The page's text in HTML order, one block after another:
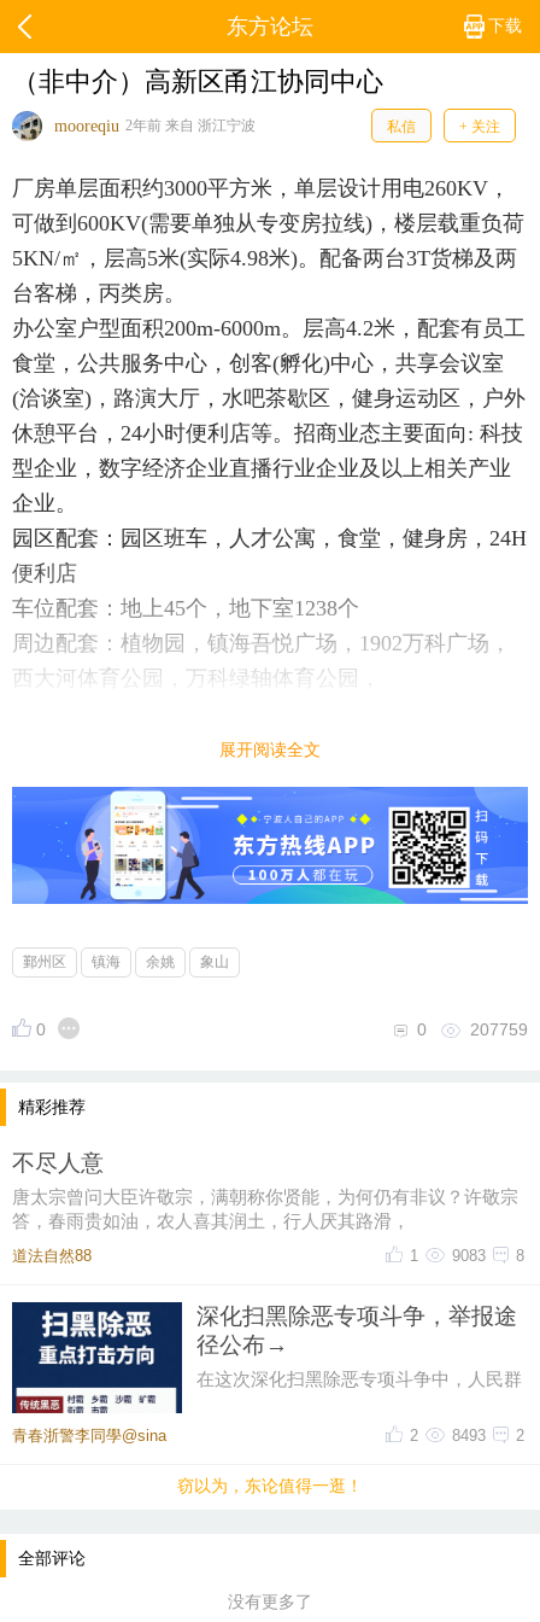
下载
东方论坛
（非中介）高新区甬江协同中心
mooreqiu 2年前 来自 浙江宁波 私信 + 关注
厂房单层面积约3000平方米，单层设计用电260KV，
可做到600KV(需要单独从专变房拉线)，楼层载重负荷
5KN/㎡，层高5米(实际4.98米)。配备两台3T货梯及两
台客梯，丙类房。
办公室户型面积200m-6000m。层高4.2米，配套有员工
食堂，公共服务中心，创客(孵化)中心，共享会议室
(洽谈室)，路演大厅，水吧茶歇区，健身运动区，户外
休憩平台，24小时便利店等。招商业态主要面向: 科技
型企业，数字经济企业直播行业企业及以上相关产业
企业。
园区配套：园区班车，人才公寓，食堂，健身房，24H
便利店
车位配套：地上45个，地下室1238个
周边配套：植物园，镇海吾悦广场，1902万科广场，
西大河体育公园，万科绿轴体育公园，
展开阅读全文
鄞州区 镇海 余姚 象山
0 207759
0
精彩推荐
不尽人意
唐太宗曾问大臣许敬宗，满朝称你贤能，为何仍有非议？许敬宗
答，春雨贵如油，农人喜其润土，行人厌其路滑，
道法自然88 8
9083
1
深化扫黑除恶专项斗争，举报途
径公布→
在这次深化扫黑除恶专项斗争中，人民群
全国“12337”统一线上举报平
青春浙警李同學@sina 2
8493
2
窃以为，东论值得一逛！
全部评论
没有更多了